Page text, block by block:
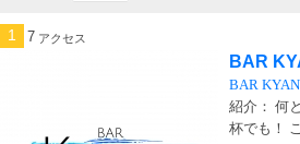
1 7 アクセス
BAR
BAR
紹介： 何
杯でも！